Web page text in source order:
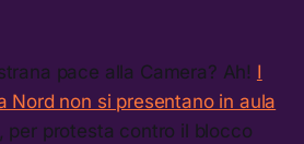
pace alla Camera? Ah! I
Nord non si presentano in aula
, per protesta contro il blocco